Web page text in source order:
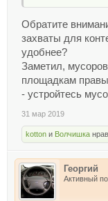
Обратите
захваты для
удобнее?
Заметил,
площадкам
- устройтесь
31 мар 2019
kotton и Волчишка
Георгий
Активный